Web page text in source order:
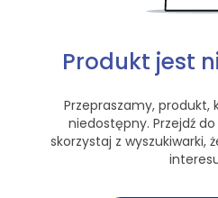
Produkt jest
Przepraszamy, produkt,
niedostępny. Przejdź
skorzystaj z wyszukiwarki,